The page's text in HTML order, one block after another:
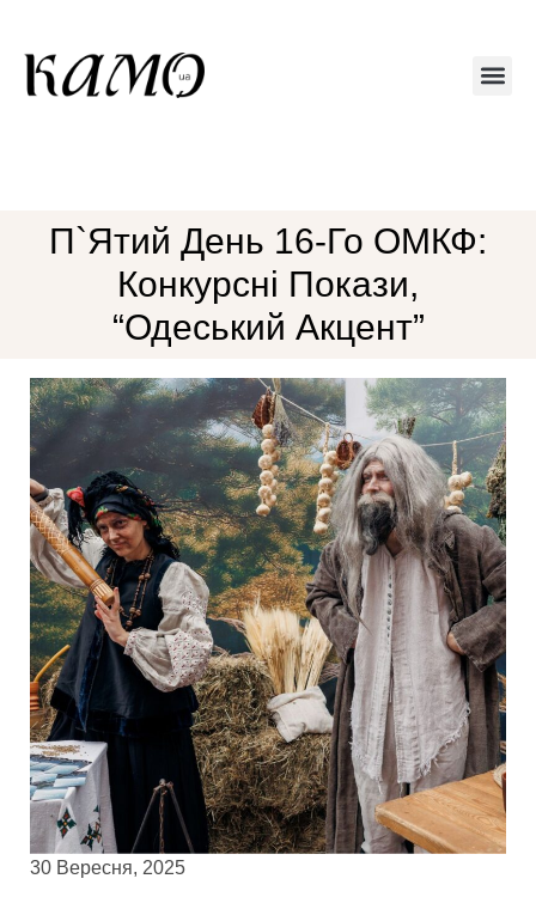
П`ятий День 16-Го ОМКФ:
Конкурсні Покази,
“Одеський Акцент”
30 Вересня, 2025